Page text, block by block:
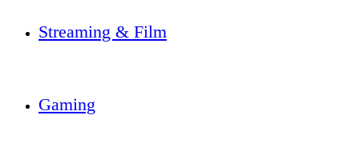
Streaming & Film
Gaming